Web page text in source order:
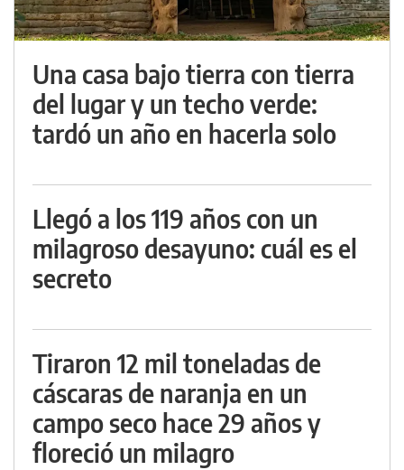
Una casa bajo tierra con tierra
del lugar y un techo verde:
tardó un año en hacerla solo
Llegó a los 119 años con un
milagroso desayuno: cuál es el
secreto
Tiraron 12 mil toneladas de
cáscaras de naranja en un
campo seco hace 29 años y
floreció un milagro